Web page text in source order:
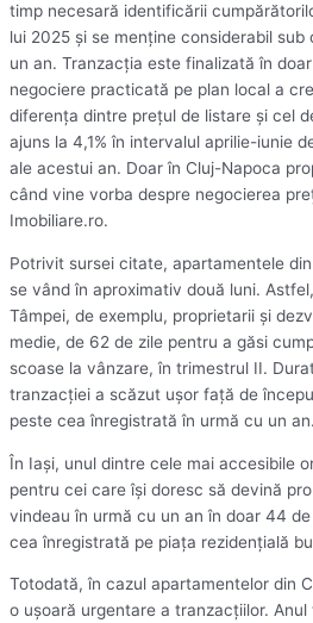
timp necesară identificării
lui 2025 şi se menţine considerabil
un an. Tranzacţia este finalizată în
negociere practicată pe plan local a
diferenţa dintre preţul de listare şi cel
ajuns la 4,1% în intervalul aprilie-iunie
ale acestui an. Doar în Cluj-Napoca
când vine vorba despre negocierea
Imobiliare.ro.
Potrivit sursei citate, apartamentele
se vând în aproximativ două luni.
Tâmpei, de exemplu, proprietarii şi
medie, de 62 de zile pentru a găsi
scoase la vânzare, în trimestrul II.
tranzacţiei a scăzut uşor faţă de
peste cea înregistrată în urmă cu un an.
În Iaşi, unul dintre cele mai accesibile
pentru cei care îşi doresc să devină
vindeau în urmă cu un an în doar 44
cea înregistrată pe piaţa rezidenţială
Totodată, în cazul apartamentelor din
o uşoară urgentare a tranzacţiilor.